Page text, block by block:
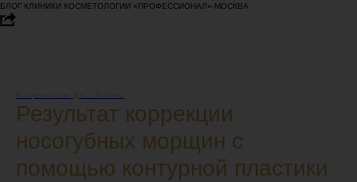
БЛОГ КЛИНИКИ КОСМЕТОЛОГИИ «ПРОФЕССИОНАЛ»-МОСКВА
Результат коррекции
носогубных морщин с
помощью контурной пластики